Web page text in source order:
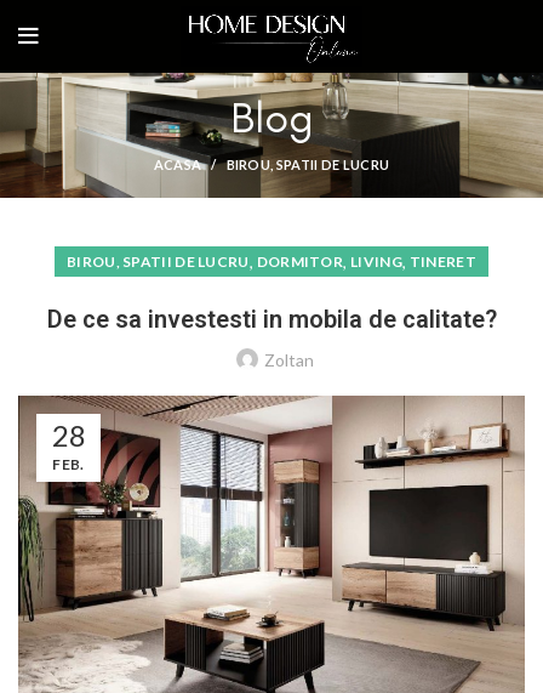
Blog
ACASA BIROU, SPATII DE LUCRU
BIROU, SPATII DE LUCRU, DORMITOR, LIVING, TINERET
De ce sa investesti in mobila de calitate?
Zoltan
28
FEB.